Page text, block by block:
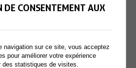
MENTIONS LÉGALES
DE CONSENTEMENT AUX
navigation sur ce site, vous acceptez
pour améliorer votre expérience
statistiques de visites.